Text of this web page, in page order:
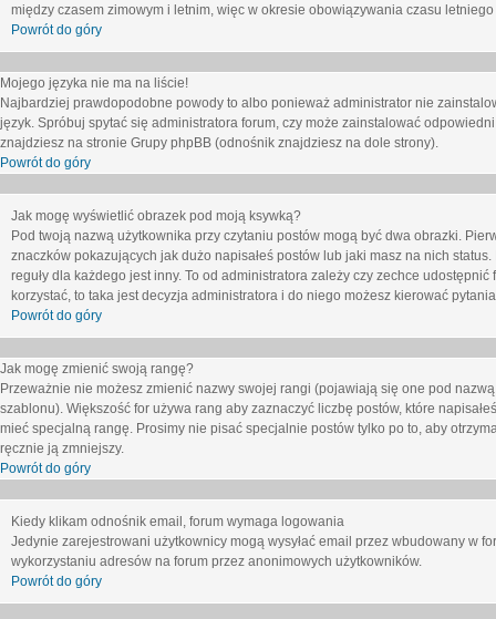
między czasem zimowym i letnim, więc w okresie obowiązywania czasu
Powrót do góry
Mojego języka nie ma na liście!
Najbardziej prawdopodobne powody to albo ponieważ administrator nie
język. Spróbuj spytać się administratora forum, czy może zainstalować
znajdziesz na stronie Grupy phpBB (odnośnik znajdziesz na dole strony).
Powrót do góry
Jak mogę wyświetlić obrazek pod moją ksywką?
Pod twoją nazwą użytkownika przy czytaniu postów mogą być dwa obrazki.
znaczków pokazujących jak dużo napisałeś postów lub jaki masz na nich
reguły dla każdego jest inny. To od administratora zależy czy zechce
korzystać, to taka jest decyzja administratora i do niego możesz kierować
Powrót do góry
Jak mogę zmienić swoją rangę?
Przeważnie nie możesz zmienić nazwy swojej rangi (pojawiają się one pod
szablonu). Większość for używa rang aby zaznaczyć liczbę postów, które
mieć specjalną rangę. Prosimy nie pisać specjalnie postów tylko po to, aby
ręcznie ją zmniejszy.
Powrót do góry
Kiedy klikam odnośnik email, forum wymaga logowania
Jedynie zarejestrowani użytkownicy mogą wysyłać email przez wbudowany w
wykorzystaniu adresów na forum przez anonimowych użytkowników.
Powrót do góry